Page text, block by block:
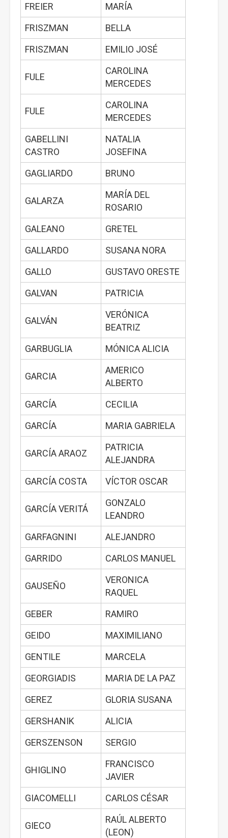
FREIER
MARÍA
FRISZMAN
BELLA
FRISZMAN
EMILIO JOSÉ
FULE
CAROLINA
MERCEDES
FULE
CAROLINA
MERCEDES
GABELLINI
CASTRO
NATALIA
JOSEFINA
GAGLIARDO
BRUNO
GALARZA
MARÍA DEL
ROSARIO
GALEANO
GRETEL
GALLARDO
SUSANA NORA
GALLO
GUSTAVO ORESTE
GALVAN
PATRICIA
GALVÁN
VERÓNICA
BEATRIZ
GARBUGLIA
MÓNICA ALICIA
GARCIA
AMERICO
ALBERTO
GARCÍA
CECILIA
GARCÍA
MARIA GABRIELA
GARCÍA ARAOZ
PATRICIA
ALEJANDRA
GARCÍA COSTA
VÍCTOR OSCAR
GARCÍA VERITÁ
GONZALO
LEANDRO
GARFAGNINI
ALEJANDRO
GARRIDO
CARLOS MANUEL
GAUSEÑO
VERONICA
RAQUEL
GEBER
RAMIRO
GEIDO
MAXIMILIANO
GENTILE
MARCELA
GEORGIADIS
MARIA DE LA PAZ
GEREZ
GLORIA SUSANA
GERSHANIK
ALICIA
GERSZENSON
SERGIO
GHIGLINO
FRANCISCO
JAVIER
GIACOMELLI
CARLOS CÉSAR
GIECO
RAÚL ALBERTO
(LEON)